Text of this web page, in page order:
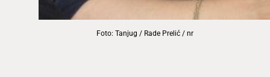
Foto: Tanjug / Rade Prelić / nr